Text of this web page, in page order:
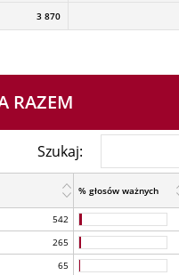
3 870
RAZEM
Szukaj:
% głosów ważnych
542
265
65